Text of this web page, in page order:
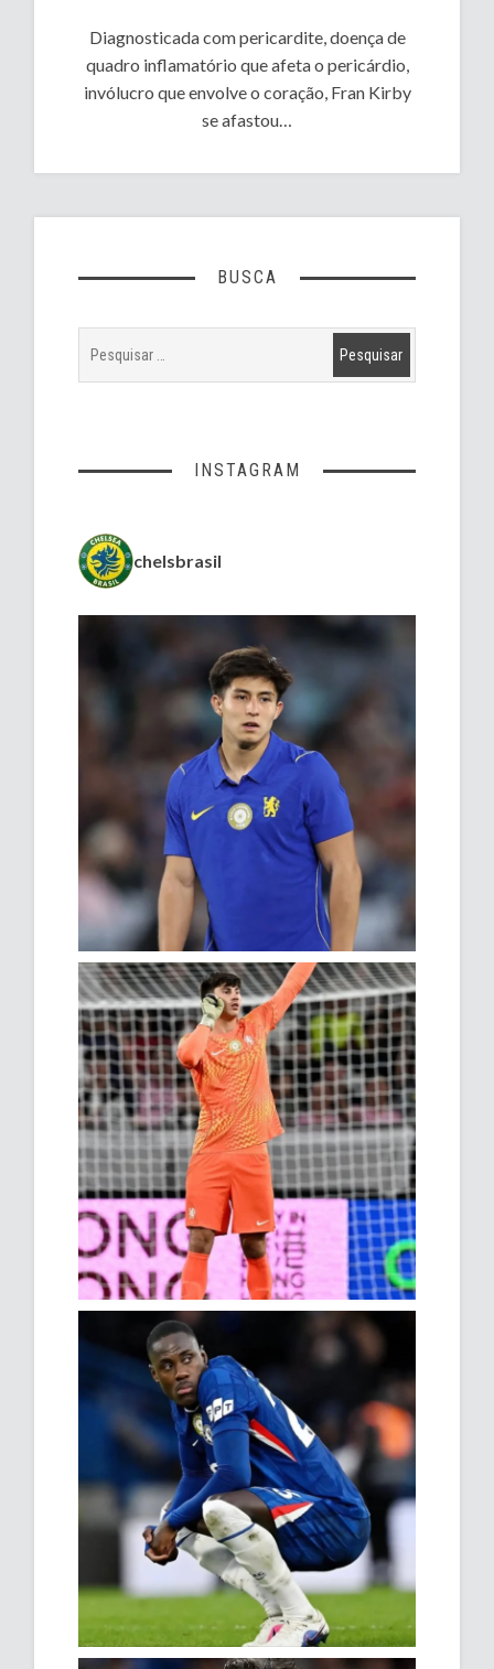
Diagnosticada com pericardite, doença de
quadro inflamatório que afeta o pericárdio,
invólucro que envolve o coração, Fran Kirby
se afastou…
BUSCA
INSTAGRAM
chelsbrasil